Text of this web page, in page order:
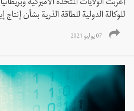
للوكالة الدولية للطاقة الذرية بشأن إنتاج
07 يوليو 2021